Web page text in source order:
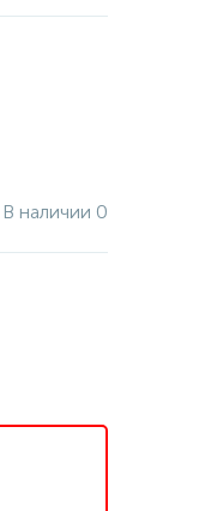
В наличии 0